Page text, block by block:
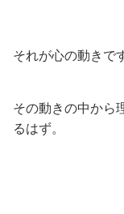
それが心の動きで
その動きの中から
るはず。